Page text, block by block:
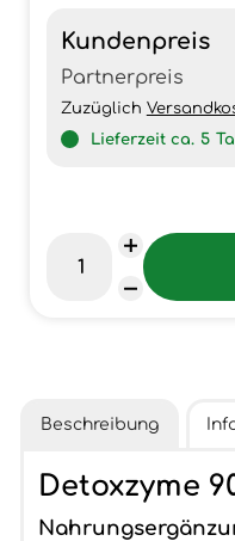
Kundenpreis
Partnerpreis
Zuzüglich
Lieferzeit ca. 5
Beschreibung
Detoxzyme